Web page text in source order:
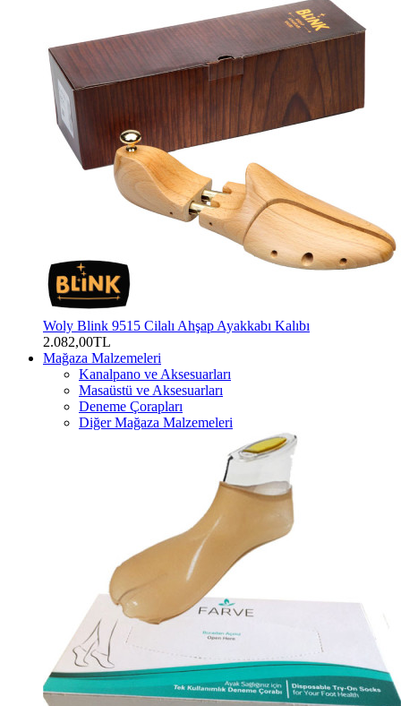
Woly Blink 9515 Cilalı Ahşap Ayakkabı Kalıbı
2.082,00TL
Mağaza Malzemeleri
Kanalpano ve Aksesuarları
Masaüstü ve Aksesuarları
Deneme Çorapları
Diğer Mağaza Malzemeleri